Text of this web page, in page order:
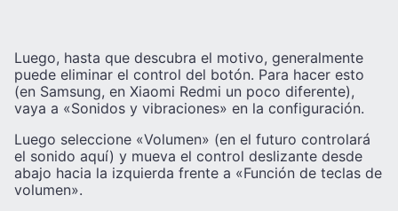
Luego, hasta que descubra el motivo, generalmente
puede eliminar el control del botón. Para hacer esto
(en Samsung, en Xiaomi Redmi un poco diferente),
vaya a «Sonidos y vibraciones» en la configuración.
Luego seleccione «Volumen» (en el futuro controlará
el sonido aquí) y mueva el control deslizante desde
abajo hacia la izquierda frente a «Función de teclas de
volumen».